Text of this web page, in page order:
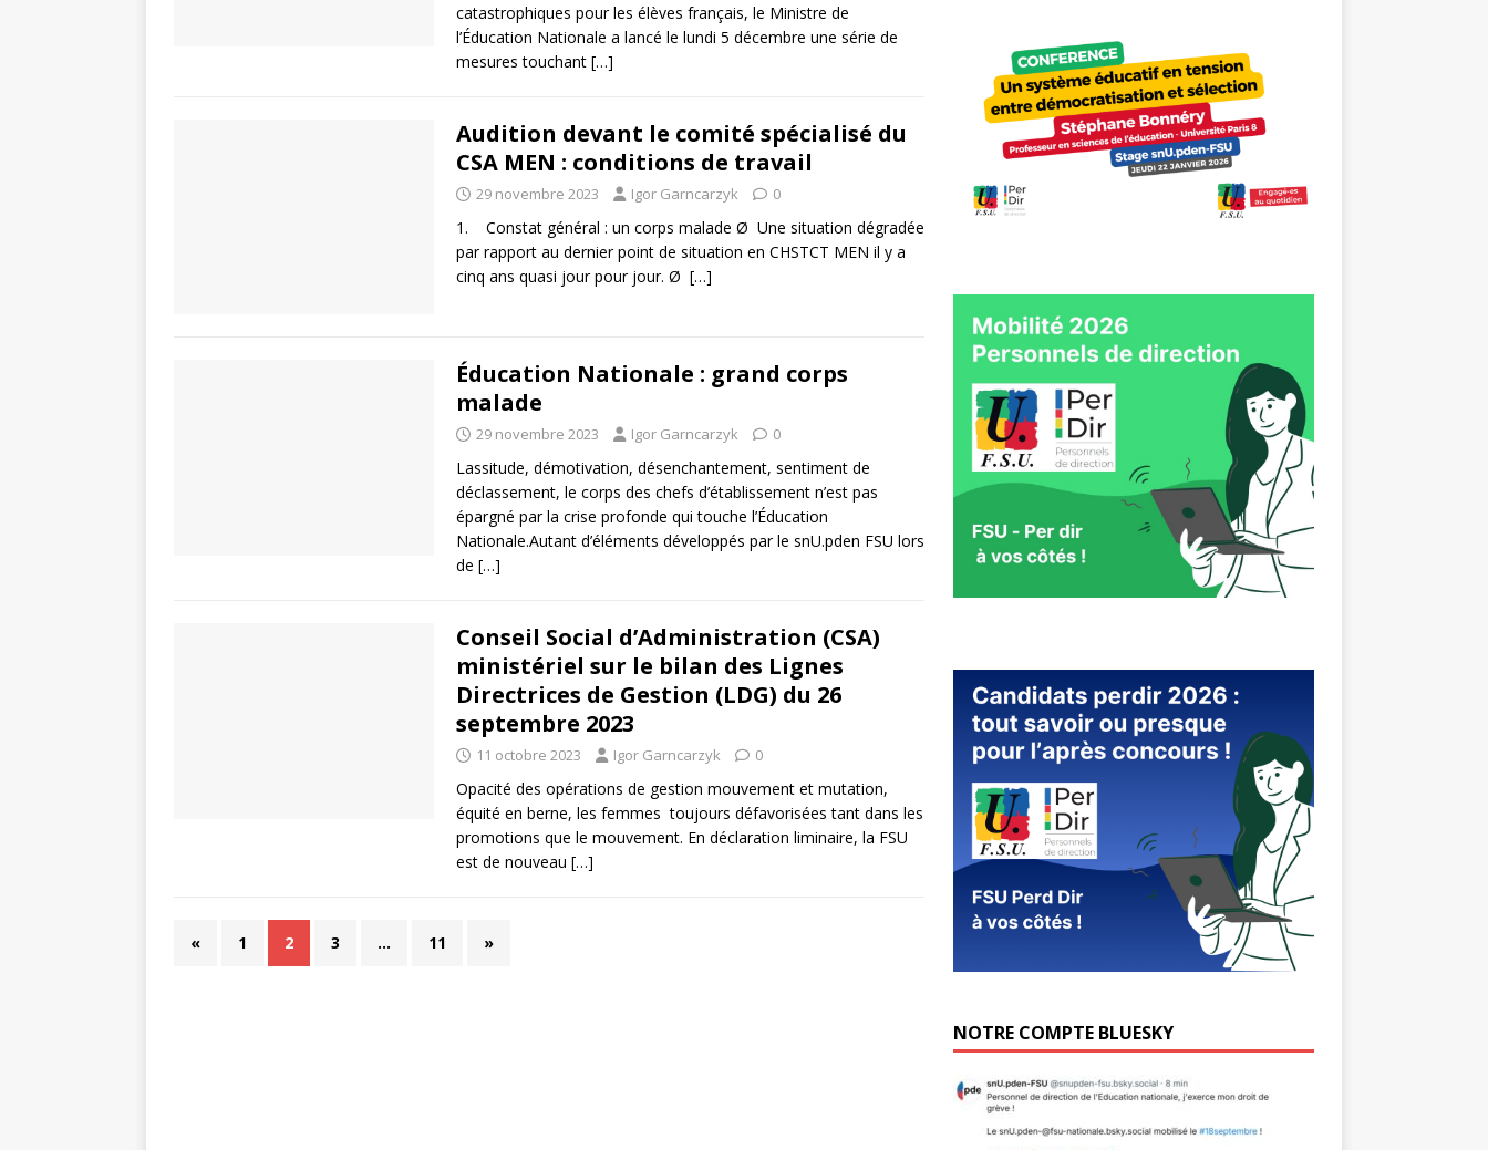
catastrophiques pour les élèves français, le Ministre de
l’Éducation Nationale a lancé le lundi 5 décembre une série de
mesures touchant […]
Audition devant le comité spécialisé du
CSA MEN : conditions de travail
29 novembre 2023 Igor Garncarzyk 0
1. Constat général : un corps malade Ø Une situation dégradée
par rapport au dernier point de situation en CHSTCT MEN il y a
cinq ans quasi jour pour jour. Ø […]
Éducation Nationale : grand corps
malade
29 novembre 2023 Igor Garncarzyk 0
Lassitude, démotivation, désenchantement, sentiment de
déclassement, le corps des chefs d’établissement n’est pas
épargné par la crise profonde qui touche l’Éducation
Nationale.Autant d’éléments développés par le snU.pden FSU lors
de […]
Conseil Social d’Administration (CSA)
ministériel sur le bilan des Lignes
Directrices de Gestion (LDG) du 26
septembre 2023
11 octobre 2023 Igor Garncarzyk 0
Opacité des opérations de gestion mouvement et mutation,
équité en berne, les femmes toujours défavorisées tant dans les
promotions que le mouvement. En déclaration liminaire, la FSU
est de nouveau […]
« 1 2 3 … 11 »
NOTRE COMPTE BLUESKY